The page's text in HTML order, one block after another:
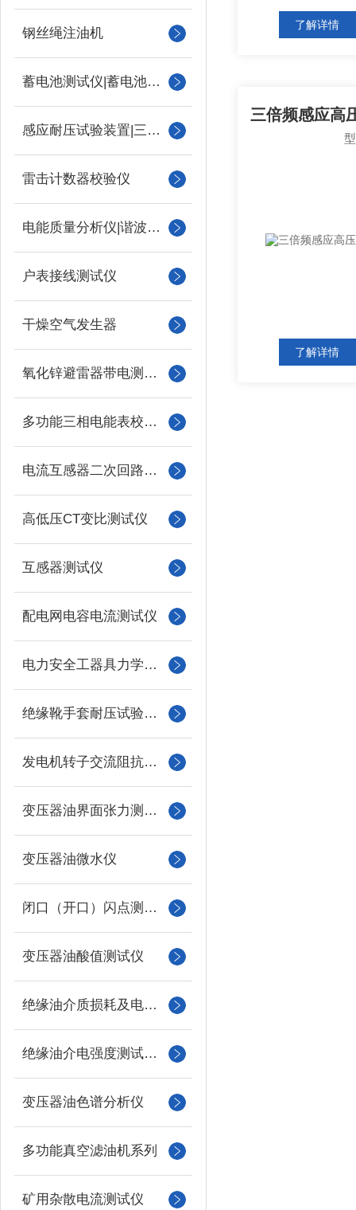
钢丝绳注油机
蓄电池测试仪|蓄电池充放电测试仪
感应耐压试验装置|三倍频
雷击计数器校验仪
电能质量分析仪|谐波测试
户表接线测试仪
干燥空气发生器
氧化锌避雷器带电测试仪（氧化锌避雷器测试仪）
多功能三相电能表校验仪
电流互感器二次回路负载测试仪
高低压CT变比测试仪
互感器测试仪
配电网电容电流测试仪
电力安全工器具力学性能试验机
绝缘靴手套耐压试验装置
发电机转子交流阻抗测试仪
变压器油界面张力测试仪
变压器油微水仪
闭口（开口）闪点测定仪
变压器油酸值测试仪
绝缘油介质损耗及电阻率测试仪
绝缘油介电强度测试仪系列
变压器油色谱分析仪
多功能真空滤油机系列
矿用杂散电流测试仪
了解详情
了解详情